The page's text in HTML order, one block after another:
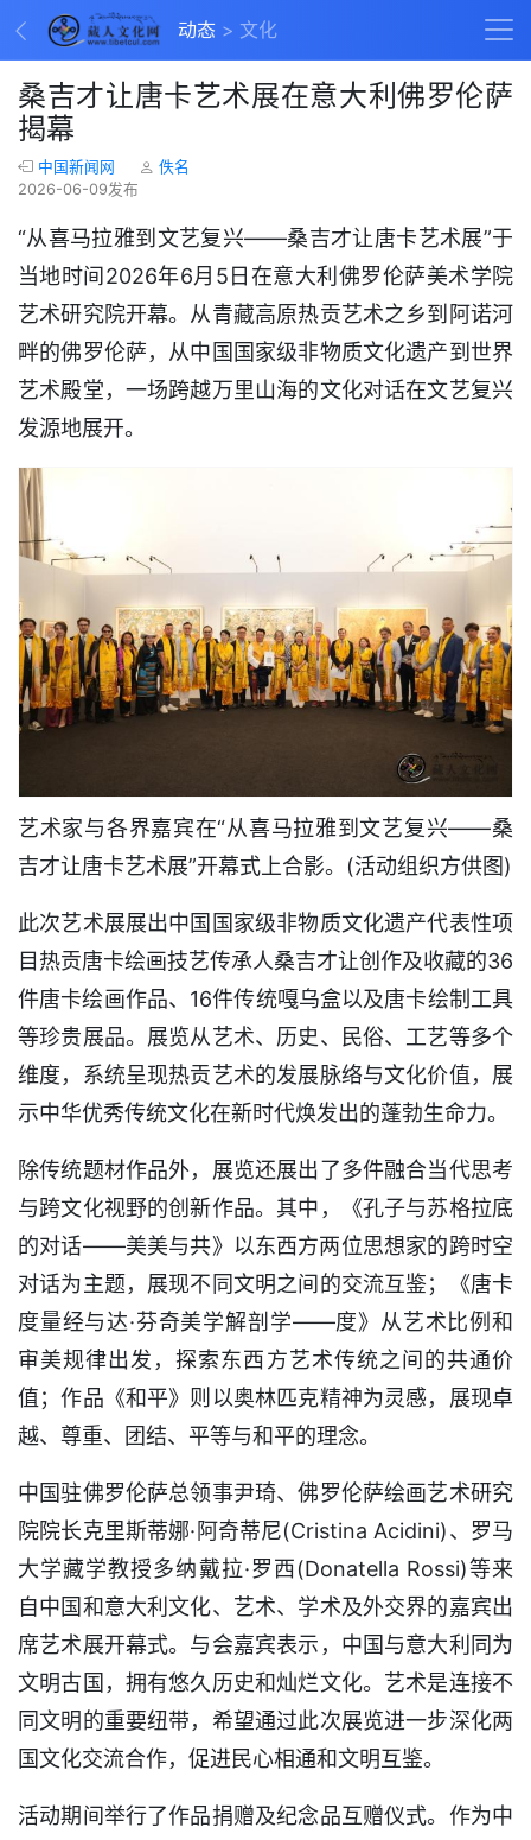
动态 文化
桑吉才让唐卡艺术展在意大利佛罗伦萨
揭幕
中国新闻网
佚名
2026-06-09发布
“从喜马拉雅到文艺复兴——桑吉才让唐卡艺术展”于
当地时间2026年6月5日在意大利佛罗伦萨美术学院
艺术研究院开幕。从青藏高原热贡艺术之乡到阿诺河
畔的佛罗伦萨，从中国国家级非物质文化遗产到世界
艺术殿堂，一场跨越万里山海的文化对话在文艺复兴
发源地展开。
艺术家与各界嘉宾在“从喜马拉雅到文艺复兴——桑
吉才让唐卡艺术展”开幕式上合影。(活动组织方供图)
此次艺术展展出中国国家级非物质文化遗产代表性项
目热贡唐卡绘画技艺传承人桑吉才让创作及收藏的36
件唐卡绘画作品、16件传统嘎乌盒以及唐卡绘制工具
等珍贵展品。展览从艺术、历史、民俗、工艺等多个
维度，系统呈现热贡艺术的发展脉络与文化价值，展
示中华优秀传统文化在新时代焕发出的蓬勃生命力。
除传统题材作品外，展览还展出了多件融合当代思考
与跨文化视野的创新作品。其中，《孔子与苏格拉底
的对话——美美与共》以东西方两位思想家的跨时空
对话为主题，展现不同文明之间的交流互鉴；《唐卡
度量经与达·芬奇美学解剖学——度》从艺术比例和
审美规律出发，探索东西方艺术传统之间的共通价
值；作品《和平》则以奥林匹克精神为灵感，展现卓
越、尊重、团结、平等与和平的理念。
中国驻佛罗伦萨总领事尹琦、佛罗伦萨绘画艺术研究
院院长克里斯蒂娜·阿奇蒂尼(Cristina Acidini)、罗马
大学藏学教授多纳戴拉·罗西(Donatella Rossi)等来
自中国和意大利文化、艺术、学术及外交界的嘉宾出
席艺术展开幕式。与会嘉宾表示，中国与意大利同为
文明古国，拥有悠久历史和灿烂文化。艺术是连接不
同文明的重要纽带，希望通过此次展览进一步深化两
国文化交流合作，促进民心相通和文明互鉴。
活动期间举行了作品捐赠及纪念品互赠仪式。作为中